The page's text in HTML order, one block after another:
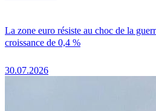
La zone euro résiste au choc de la
croissance de 0,4 %
30.07.2026